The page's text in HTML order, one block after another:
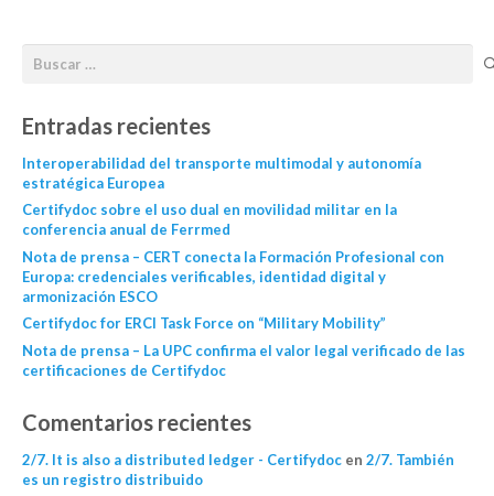
Entradas recientes
Interoperabilidad del transporte multimodal y autonomía
estratégica Europea
Certifydoc sobre el uso dual en movilidad militar en la
conferencia anual de Ferrmed
Nota de prensa – CERT conecta la Formación Profesional con
Europa: credenciales verificables, identidad digital y
armonización ESCO
Certifydoc for ERCI Task Force on “Military Mobility”
Nota de prensa – La UPC confirma el valor legal verificado de las
certificaciones de Certifydoc
Comentarios recientes
2/7. It is also a distributed ledger - Certifydocen 2/7. También
es un registro distribuido